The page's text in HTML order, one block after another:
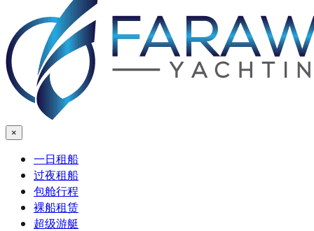
×
一日租船
过夜租船
包舱行程
裸船租赁
超级游艇